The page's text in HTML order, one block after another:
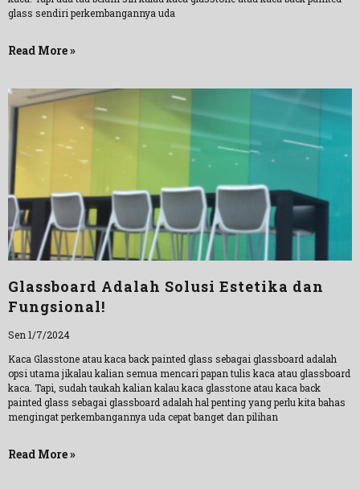
glass sendiri perkembangannya uda
Read More »
Glassboard Adalah Solusi Estetika dan
Fungsional!
Sen 1/7/2024
Kaca Glasstone atau kaca back painted glass sebagai glassboard adalah
opsi utama jikalau kalian semua mencari papan tulis kaca atau glassboard
kaca. Tapi, sudah taukah kalian kalau kaca glasstone atau kaca back
painted glass sebagai glassboard adalah hal penting yang perlu kita bahas
mengingat perkembangannya uda cepat banget dan pilihan
Read More »